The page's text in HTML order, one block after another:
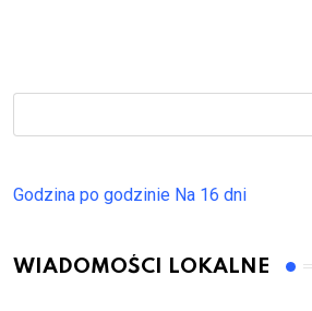
Godzina po godzinie Na 16 dni
WIADOMOŚCI LOKALNE